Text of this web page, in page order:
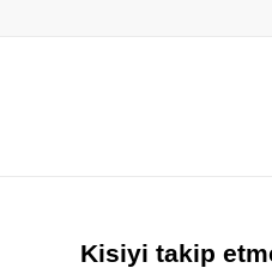
Kisiyi takip